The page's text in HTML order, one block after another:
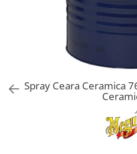
Bord | Plastice Interioare
Parfumuri | Odorizante
CEARA | SEALANT |
PROTECTIE | COATING CERAMIC
POLISH | SLEFUIRE | BURETI
ACCESORII | ECHIPAMENTE |
Spray Ceara Ceramica